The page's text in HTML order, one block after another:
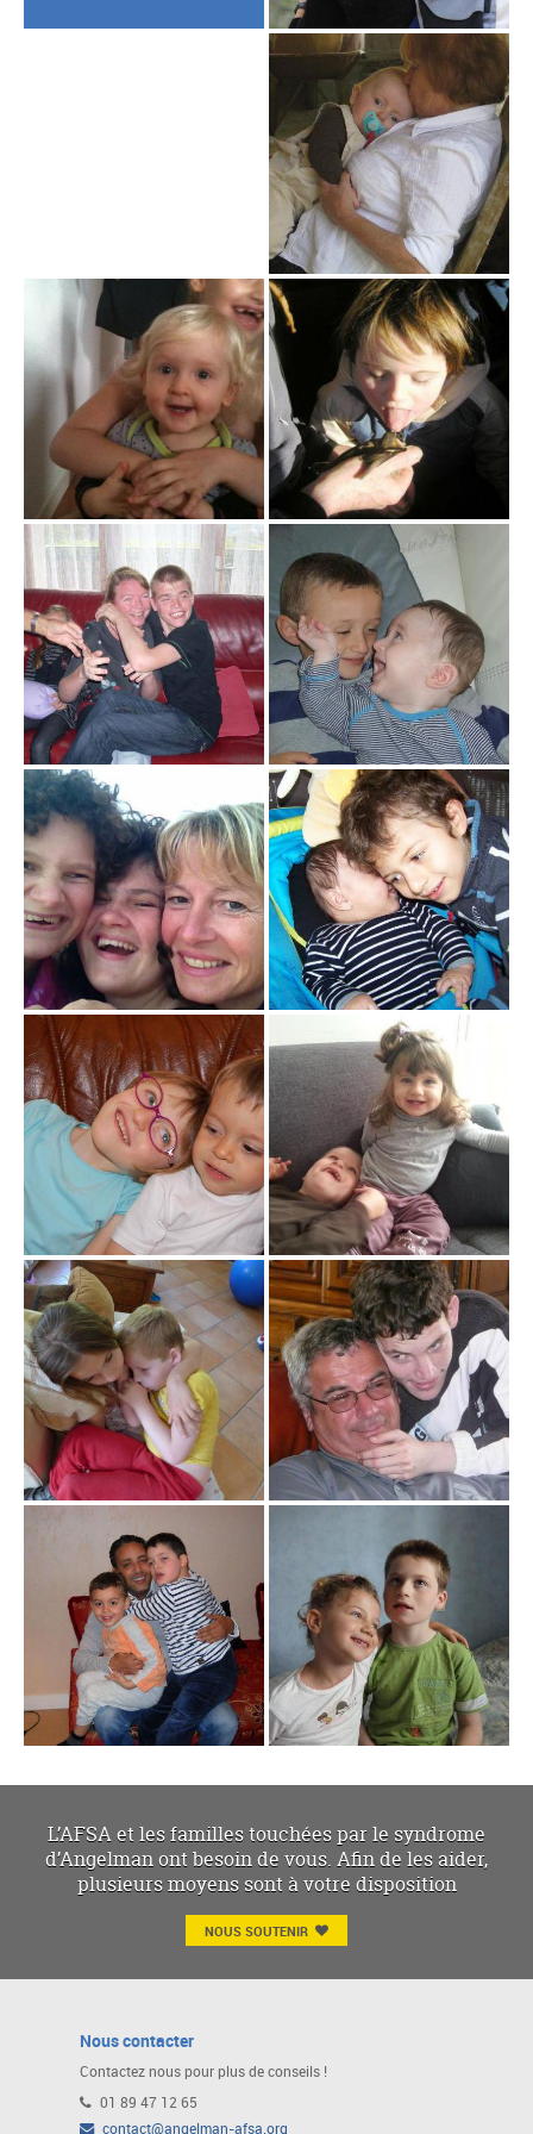
L’AFSA et les familles touchées par le syndrome
d’Angelman ont besoin de vous. Afin de les aider,
plusieurs moyens sont à votre disposition
NOUS SOUTENIR
Nous contacter
Contactez nous pour plus de conseils !
01 89 47 12 65
contact@angelman-afsa.org